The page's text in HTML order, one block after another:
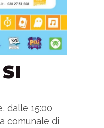
dalle 15:00
comunale di